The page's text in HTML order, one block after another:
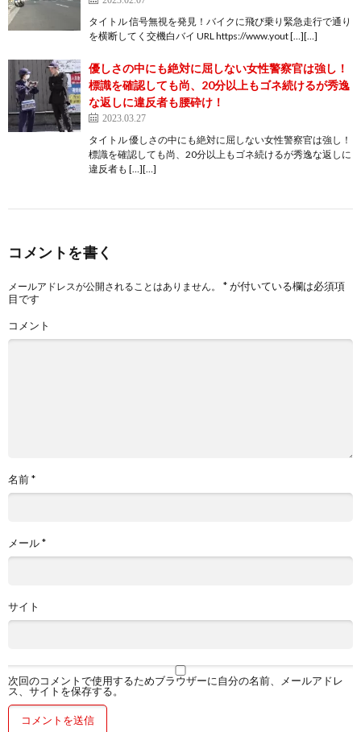
タイトル 信号無視を発見！バイクに飛び乗り緊急走行で通り
を横断してく交機白バイ URL https://www.yout […][…]
優しさの中にも絶対に屈しない女性警察官は強し！
標識を確認しても尚、20分以上もゴネ続けるが秀逸
な返しに違反者も腰砕け！
2023.03.27
タイトル 優しさの中にも絶対に屈しない女性警察官は強し！
標識を確認しても尚、20分以上もゴネ続けるが秀逸な返しに
違反者も […][…]
コメントを書く
メールアドレスが公開されることはありません。 *が付いている欄は必須項
目です
コメント
名前*
メール*
サイト
次回のコメントで使用するためブラウザーに自分の名前、メールアドレ
ス、サイトを保存する。